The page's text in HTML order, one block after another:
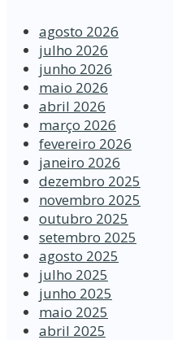
agosto 2026
julho 2026
junho 2026
maio 2026
abril 2026
março 2026
fevereiro 2026
janeiro 2026
dezembro 2025
novembro 2025
outubro 2025
setembro 2025
agosto 2025
julho 2025
junho 2025
maio 2025
abril 2025